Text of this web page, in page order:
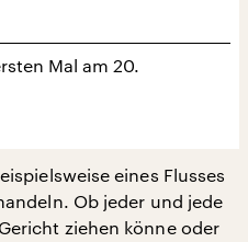
Mal am 20.
eines Flusses
Ob jeder und jede
ziehen könne oder